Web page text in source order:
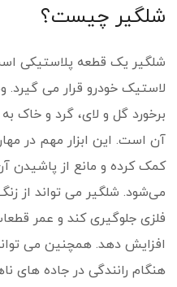
شلگیر چیست؟
شلگیر یک قطعه پلاستیکی
لاستیک خودرو قرار می گیرد.
برخورد گل و لای، گرد و خاک
آن است. این ابزار مهم در
کمک کرده و مانع از پاشیدن
می‌شود. شلگیر می تواند از
فلزی جلوگیری کند و عمر
افزایش دهد. همچنین می
هنگام رانندگی در جاده های